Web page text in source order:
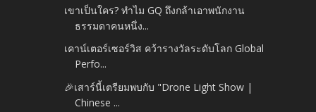
เขาเป็นใคร? ทำไม GQ ถึงกล้าเอาพนักงาน
ธรรมดาคนหนึ่ง...
เคาน์เตอร์เซอร์วิส คว้ารางวัลระดับโลก Global
Perfo...
🎉เสาร์นี้เตรียมพบกับ "Drone Light Show |
Chinese ...